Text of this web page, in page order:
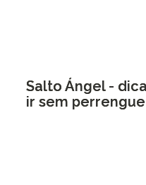
Salto Ángel -
ir sem perrengue